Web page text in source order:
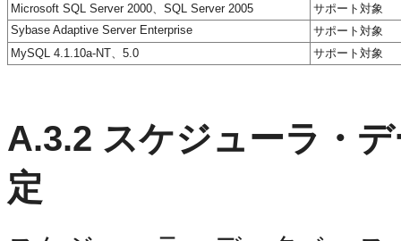
Microsoft SQL Server 2000、SQL Server 2005
サポート対象
Sybase Adaptive Server Enterprise
サポート対象
MySQL 4.1.10a-NT、5.0
サポート対象
A.3.2 スケジューラ・
定